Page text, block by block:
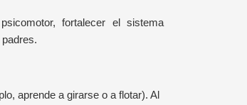
fortalecer el sistema
aprende a girarse o a flotar). Al